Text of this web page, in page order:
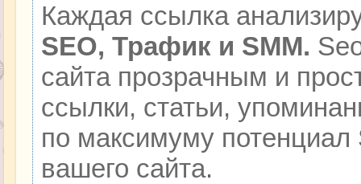
Каждая ссылка
SEO, Трафик и SMM.
сайта прозрачным и
ссылки, статьи,
по максимуму
вашего сайта.